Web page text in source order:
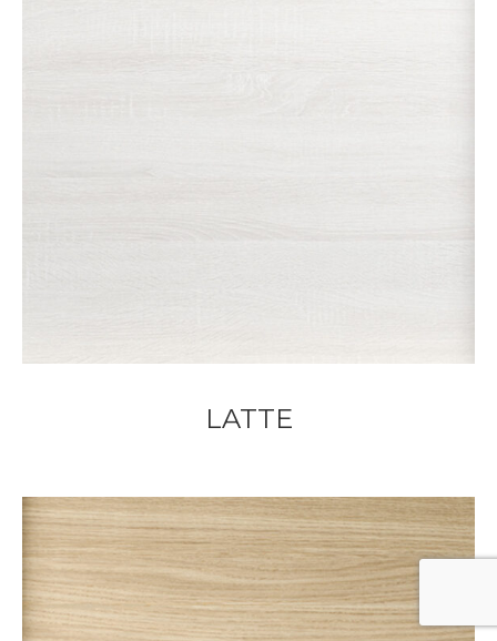
LATTE